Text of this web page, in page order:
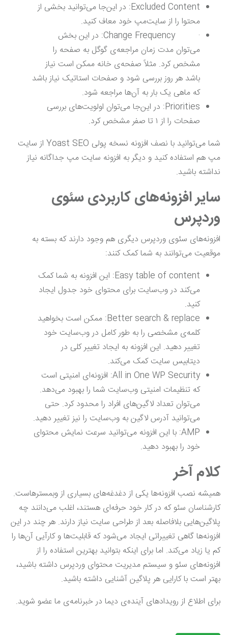
Excluded Content: در این‌جا می‌توانید بخشی از
محتوا را از سایت‌مپ خود معاف کنید.
· Change Frequency: در این بخش
می‌توان مدت زمان مراجعه‌ی گوگل به صفحه را
مشخص کرد. مثلاً صفحه‌ی خانه ممکن است نیاز
باشد هر روز بررسی شود و صفحات استاتیک نیاز باشد
که ماهی یک بار به آن‌ها مراجعه شود.
Priorities: در این‌جا می‌توان اولویت‌های بررسی
صفحات را از ۱ تا صفر مشخص کرد.
شما می‌توانید با نصف افزونه نسخه پولی Yoast SEO از سایت
مپ هم استفاده کنید و دیگر به افزونه سایت مپ جداگانه نیاز
نداشته باشید.
سایر افزونه‌های کاربردی سئوی
وردپرس
افزونه‌های سئوی وردپرس دیگری هم وجود دارند که بسته به
موقعیت می‌توانند به شما کمک کنند:
Easy table of content: این افزونه به شما کمک
می‌کند در وب‌سایت برای محتوای خود جدول ایجاد
کنید.
Better search & replace: ممکن است بخواهید
کلمه‌ی مشخصی را به طور کامل در وب‌سایت خود
تغییر دهید. این افزونه به ایجاد تغییر کلی در
دیتابیس سایت کمک می‌کند.
All in One WP Security: افزونه‌ای امنیتی است
که تنظیمات امنیتی وب‌سایت شما را بهبود می‌دهد.
می‌توان تعداد لاگین‌های افراد را محدود کرد. حتی
می‌توانید آدرس لاگین به وب‌سایت را نیز تغییر دهید.
AMP: با این افزونه می‌توانید سرعت نمایش محتوای
خود را بهبود دهید.
کلام آخر
همیشه نصب افزونه‌ها یکی از دغدغه‌های بسیاری از وبمسترهاست.
کارشناسان سئو که در کار خود حرفه‌ای هستند، اغلب می‌دانند چه
پلاگین‌هایی بلافاصله بعد از طراحی سایت نیاز دارند. هر چند در این
افزونه‌ها گاهی تغییراتی ایجاد می‌شود که قابلیت‌ها و کارآیی آن‌ها را
کم یا زیاد می‌کند. اما برای اینکه بتوانید بهترین استفاده را از
افزونه‌های سئو و سیستم مدیریت محتوای وردپرس داشته باشید،
بهتر است با کارایی هر پلاگین آشنایی داشته باشید.
برای اطلاع از رویدادهای آینده‌ی دیما در خبرنامه‌ی ما عضو شوید.